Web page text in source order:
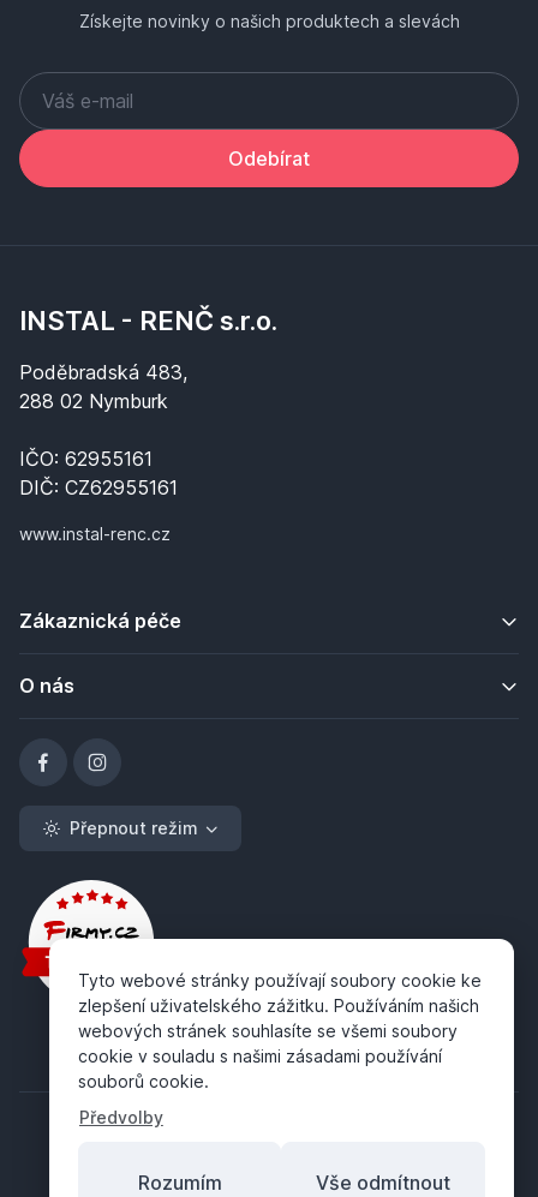
Získejte novinky o našich produktech a slevách
Odebírat
INSTAL - RENČ s.r.o.
Poděbradská 483,
288 02 Nymburk
IČO: 62955161
DIČ: CZ62955161
www.instal-renc.cz
Zákaznická péče
O nás
Přepnout režim
Tyto webové stránky používají soubory cookie ke
zlepšení uživatelského zážitku. Používáním našich
webových stránek souhlasíte se všemi soubory
cookie v souladu s našimi zásadami používání
souborů cookie.
Předvolby
Rozumím Vše odmítnout